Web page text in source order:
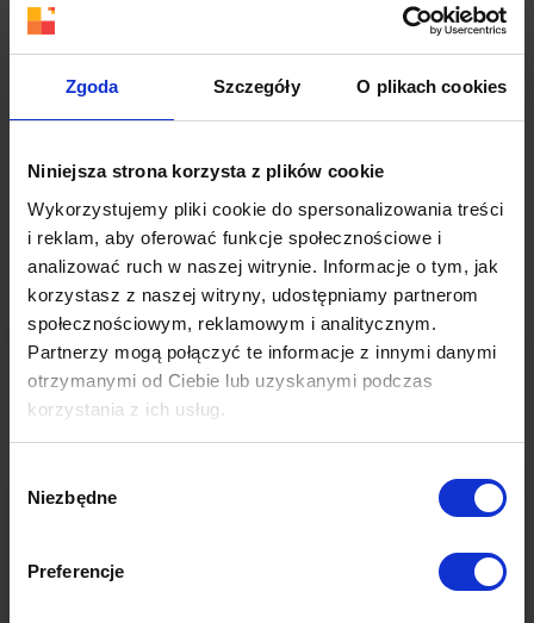
Zgoda Szczegóły O plikach cookies
Niniejsza strona korzysta z plików cookie
Wykorzystujemy pliki cookie do spersonalizowania treści
i reklam, aby oferować funkcje społecznościowe i
analizować ruch w naszej witrynie. Informacje o tym, jak
korzystasz z naszej witryny, udostępniamy partnerom
społecznościowym, reklamowym i analitycznym.
Partnerzy mogą połączyć te informacje z innymi danymi
otrzymanymi od Ciebie lub uzyskanymi podczas
korzystania z ich usług.
Polityki Prywatności Google
zgody
Niezbędne
Preferencje
Chcesz dowiedzieć się więcej? Zobacz powiązany
7 zasad strategii marketingowej, czyli jak
skutecznie poskromić milenialsów
Poprzedni post Następny post
Magdalena Zaleska
Content & PR Manager Grupy AdNext
dziedzinie public relations i marketingu
współpomysłodawczynią filmu "Grzesiuk.
Ferajna wciąż gra" oraz współautorką